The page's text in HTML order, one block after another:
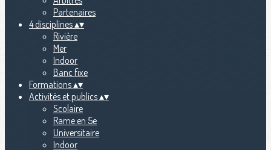
Partenaires
4 disciplines▴▾
Rivière
Mer
Indoor
Banc fixe
Formations▴▾
Activités et publics▴▾
Scolaire
Rame en 5e
Universitaire
Indoor